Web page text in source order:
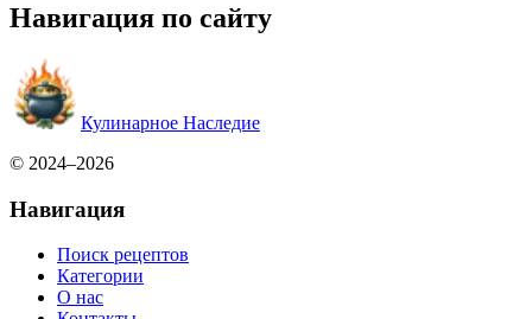
Навигация по сайту
Кулинарное Наследие
© 2024–2026
Навигация
Поиск рецептов
Категории
О нас